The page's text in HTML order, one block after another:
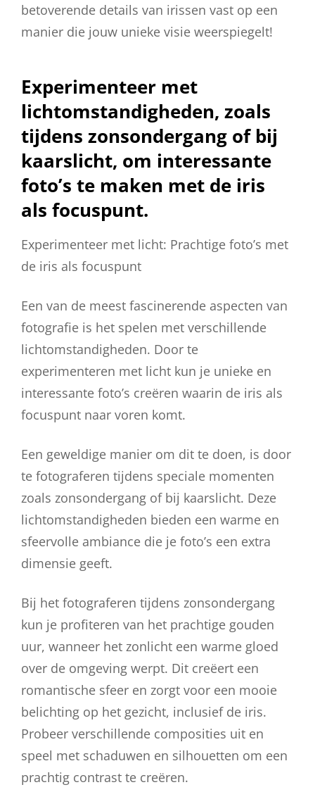
betoverende details van irissen vast op een
manier die jouw unieke visie weerspiegelt!
Experimenteer met
lichtomstandigheden, zoals
tijdens zonsondergang of bij
kaarslicht, om interessante
foto’s te maken met de iris
als focuspunt.
Experimenteer met licht: Prachtige foto’s met
de iris als focuspunt
Een van de meest fascinerende aspecten van
fotografie is het spelen met verschillende
lichtomstandigheden. Door te
experimenteren met licht kun je unieke en
interessante foto’s creëren waarin de iris als
focuspunt naar voren komt.
Een geweldige manier om dit te doen, is door
te fotograferen tijdens speciale momenten
zoals zonsondergang of bij kaarslicht. Deze
lichtomstandigheden bieden een warme en
sfeervolle ambiance die je foto’s een extra
dimensie geeft.
Bij het fotograferen tijdens zonsondergang
kun je profiteren van het prachtige gouden
uur, wanneer het zonlicht een warme gloed
over de omgeving werpt. Dit creëert een
romantische sfeer en zorgt voor een mooie
belichting op het gezicht, inclusief de iris.
Probeer verschillende composities uit en
speel met schaduwen en silhouetten om een
prachtig contrast te creëren.